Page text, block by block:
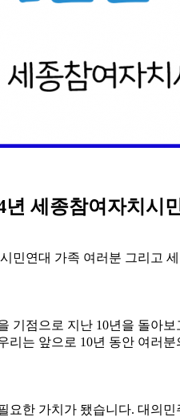
년 세종참여자치시
민연대 가족 여러분 그리고
기점으로 지난 10년을 돌아보
리는 앞으로 10년 동안 여러
요한 가치가 됐습니다. 대의민